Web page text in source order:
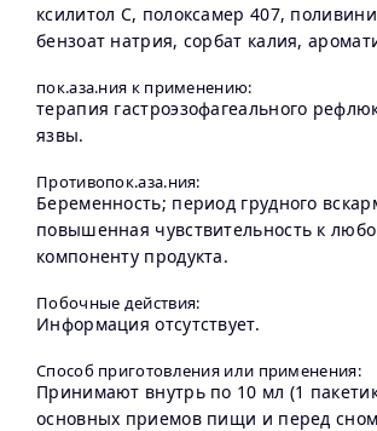
ксилитол С, полоксамер 407,
бензоат натрия, сорбат калия,
пок.аза.ния к применению:
терапия гастроэзофагеального
язвы.
Противопок.аза.ния:
Беременность; период грудного
повышенная чувствительность к
компоненту продукта.
Побочные действия:
Информация отсутствует.
Способ приготовления или применения:
Принимают внутрь по 10 мл (1
основных приемов пищи и перед